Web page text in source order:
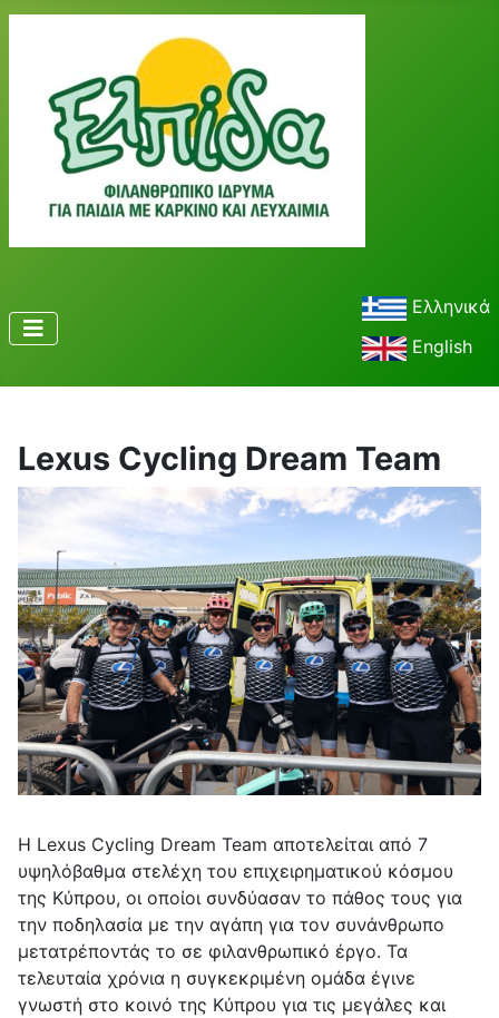
Ελληνικά
English
Lexus Cycling Dream Team
Η Lexus Cycling Dream Team αποτελείται από 7
υψηλόβαθμα στελέχη του επιχειρηματικού κόσμου
της Κύπρου, οι οποίοι συνδύασαν το πάθος τους για
την ποδηλασία με την αγάπη για τον συνάνθρωπο
μετατρέποντάς το σε φιλανθρωπικό έργο. Τα
τελευταία χρόνια η συγκεκριμένη ομάδα έγινε
γνωστή στο κοινό της Κύπρου για τις μεγάλες και